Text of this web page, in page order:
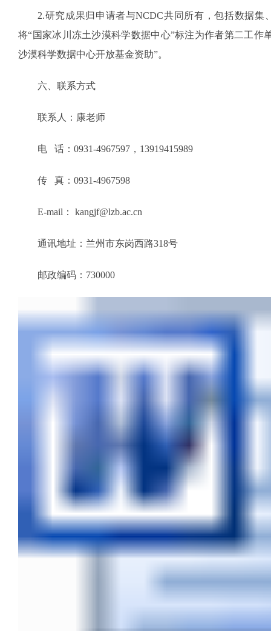
2.研究成果归申请者与NCDC共同所有，包括数据
将“国家冰川冻土沙漠科学数据中心”标注为作者第二工作
沙漠科学数据中心开放基金资助”。
六、联系方式
联系人：康老师
电 话：0931-4967597，13919415989
传 真：0931-4967598
E-mail： kangjf@lzb.ac.cn
通讯地址：兰州市东岗西路318号
邮政编码：730000